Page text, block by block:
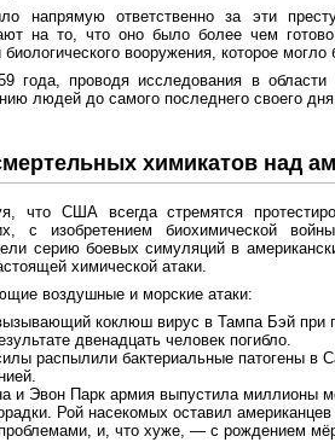
напрямую ответственно за эти
на то, что оно было более чем
биологического вооружения, которое
года, проводя исследования в
людей до самого последнего своего
химикатов над
что США всегда стремятся
с изобретением биохимической
серию боевых симуляций в
химической атаки.
воздушные и морские атаки:
коклюш вирус в Тампа Бэй при
двенадцать человек погибло.
распылили бактериальные патогены в
и Эвон Парк армия выпустила миллионы
Рой насекомых оставил
и, что хуже, — с рождением